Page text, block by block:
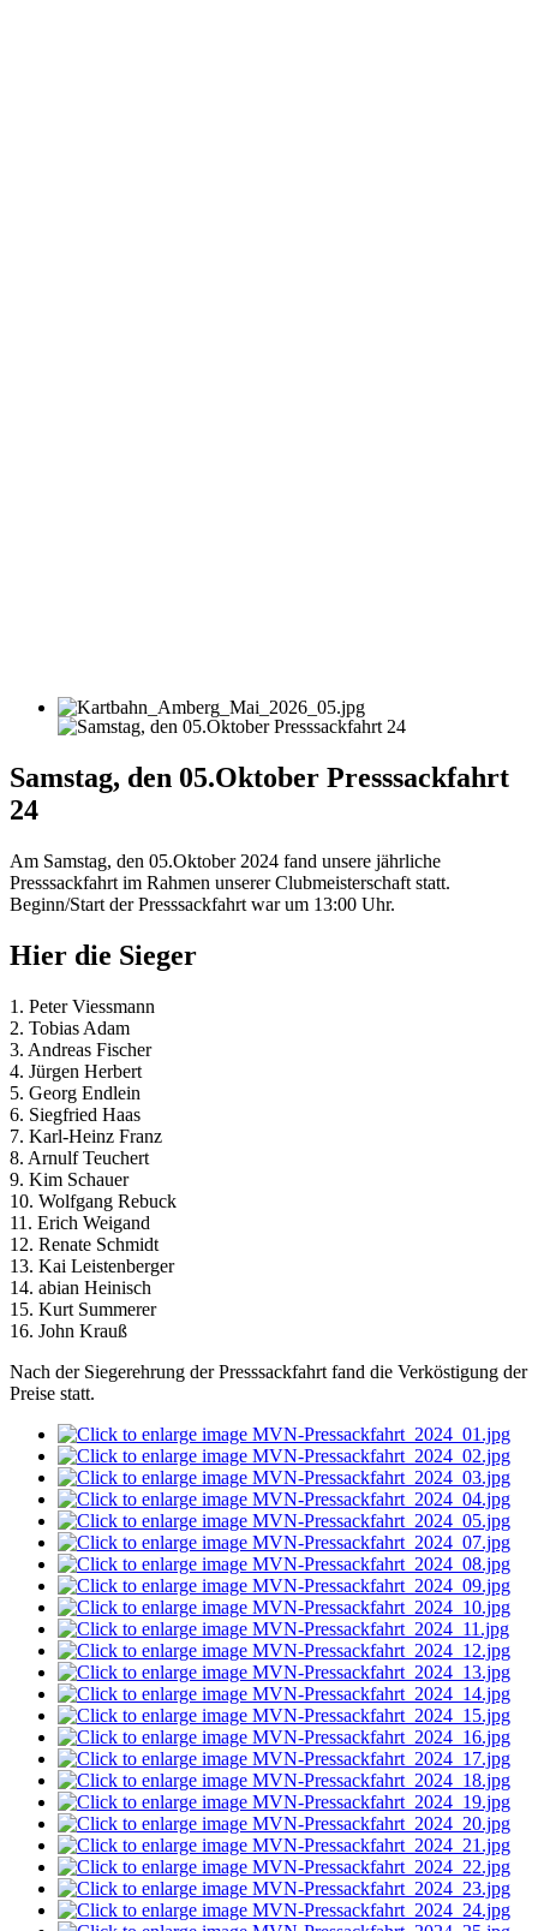
Samstag, den 05.Oktober Presssackfahrt
24
Am Samstag, den 05.Oktober 2024 fand unsere jährliche
Presssackfahrt im Rahmen unserer Clubmeisterschaft statt.
Beginn/Start der Presssackfahrt war um 13:00 Uhr.
Hier die Sieger
1. Peter Viessmann
2. Tobias Adam
3. Andreas Fischer
4. Jürgen Herbert
5. Georg Endlein
6. Siegfried Haas
7. Karl-Heinz Franz
8. Arnulf Teuchert
9. Kim Schauer
10. Wolfgang Rebuck
11. Erich Weigand
12. Renate Schmidt
13. Kai Leistenberger
14. abian Heinisch
15. Kurt Summerer
16. John Krauß
Nach der Siegerehrung der Presssackfahrt fand die Verköstigung der
Preise statt.